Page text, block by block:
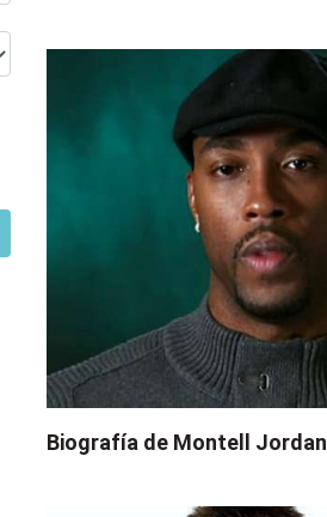
Biografía de Montell Jordan